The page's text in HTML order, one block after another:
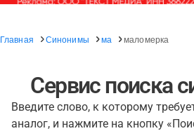
Главная Синонимы ма маломерка
Сервис поиска
Введите слово, к которому
аналог, и нажмите на кнопку